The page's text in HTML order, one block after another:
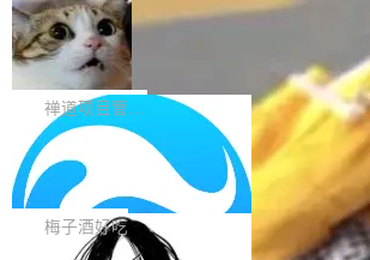
题。#58805 修复 Input.TextArea 调整大小手
在触摸设备上显示为小圆点的问题。#58812 Ty
pography 优化 Typography 省略提示在大列
中的渲染性能。#58806 修复 Typography...
eek V4 Flash 0731 的完整评测。一张 Intellige
nce Index vs Cost per Task 的散点图上，13
个模型排成一列，V4 Flash 贴着底部：$0.03
一次任务。 V4 Flash 的 Intelligence Index 得
分 50，在 101 个模型中排第 3。排在它前面
的：Claude Opus 5（61 分）、Claude Fable
5（60 分）、GPT-5.6 Sol（59 分）、Kimi
（57 分）、Grok 4...
禅道开源版 22.4 发布，内置 DevOps4.
0 正式版，提供从代码提交到交付的全
生命周期的管理能力
大家好， 禅道开源版22.4发布啦！本次发布我
带来了DevOps4.0系列的首个正式版本。
ps4.0内置与禅道DevOps专业版同源的代码管
核心，依托于全自研的GitFox代码托管引擎，我
们提供了从代码提交到交付的全生命周期的管理
能力。同时，我们 对禅道DevOps现有底层代
进行了革命性的重构，为后续AI辅助编程、智
Solon 的 10 种 HTTP 服务器：改一行
依赖，换一个引擎
用 Solon 做线上项目有一阵子了，有个点总让
接触的人觉得意外：服务器引擎是让你选的。
olon 内核约 0.3MB，不内置固定的 HTTP 服
梅子酒好吃